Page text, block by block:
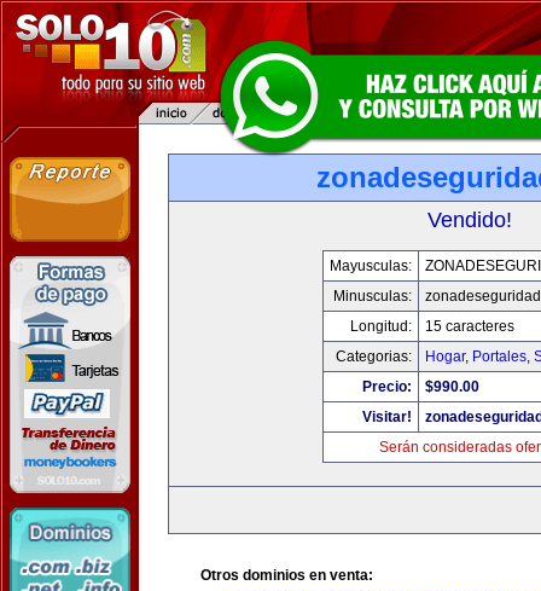
Vendido!
Mayusculas:
Minusculas:
Longitud:
15 caracteres
Categorias:
Hogar, Portales,
Precio:
$990.00
Visitar!
Serán consideradas
Otros dominios en venta: